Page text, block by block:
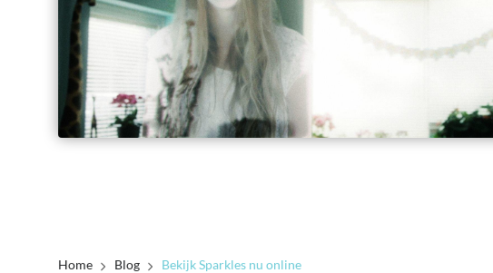
Home Blog Bekijk Sparkles nu online